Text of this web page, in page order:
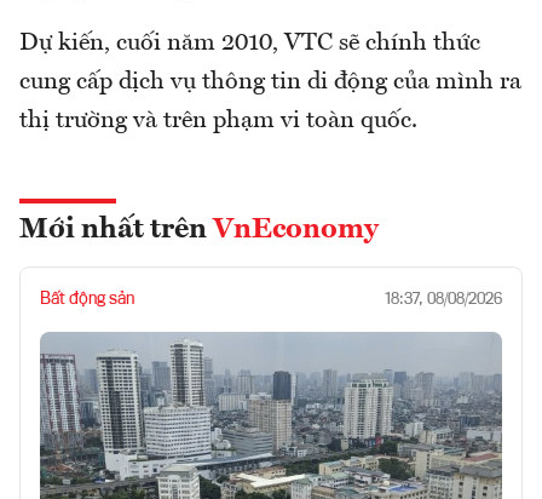
Dự kiến, cuối năm 2010, VTC sẽ chính thức
cung cấp dịch vụ thông tin di động của mình ra
thị trường và trên phạm vi toàn quốc.
Mới nhất trên VnEconomy
Bất động sản 18:37, 08/08/2026